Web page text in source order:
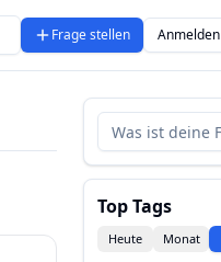
Frage stellen Anmelden
Top Tags
Heute Monat